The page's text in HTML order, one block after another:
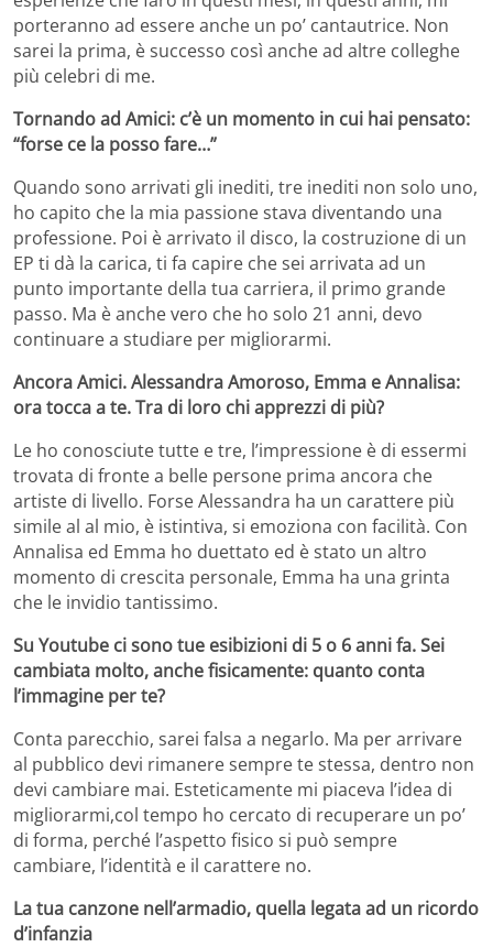
porteranno ad essere anche un po’ cantautrice. Non
sarei la prima, è successo così anche ad altre colleghe
più celebri di me.
Tornando ad Amici: c’è un momento in cui hai pensato:
“forse ce la posso fare…”
Quando sono arrivati gli inediti, tre inediti non solo uno,
ho capito che la mia passione stava diventando una
professione. Poi è arrivato il disco, la costruzione di un
EP ti dà la carica, ti fa capire che sei arrivata ad un
punto importante della tua carriera, il primo grande
passo. Ma è anche vero che ho solo 21 anni, devo
continuare a studiare per migliorarmi.
Ancora Amici. Alessandra Amoroso, Emma e Annalisa:
ora tocca a te. Tra di loro chi apprezzi di più?
Le ho conosciute tutte e tre, l’impressione è di essermi
trovata di fronte a belle persone prima ancora che
artiste di livello. Forse Alessandra ha un carattere più
simile al al mio, è istintiva, si emoziona con facilità. Con
Annalisa ed Emma ho duettato ed è stato un altro
momento di crescita personale, Emma ha una grinta
che le invidio tantissimo.
Su Youtube ci sono tue esibizioni di 5 o 6 anni fa. Sei
cambiata molto, anche fisicamente: quanto conta
l’immagine per te?
Conta parecchio, sarei falsa a negarlo. Ma per arrivare
al pubblico devi rimanere sempre te stessa, dentro non
devi cambiare mai. Esteticamente mi piaceva l’idea di
migliorarmi,col tempo ho cercato di recuperare un po’
di forma, perché l’aspetto fisico si può sempre
cambiare, l’identità e il carattere no.
La tua canzone nell’armadio, quella legata ad un ricordo
d’infanzia